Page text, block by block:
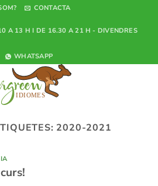
CONTACTA
A 13 H I DE 16.30 A 21 H - DIVENDRES
WHATSAPP
2020-2021